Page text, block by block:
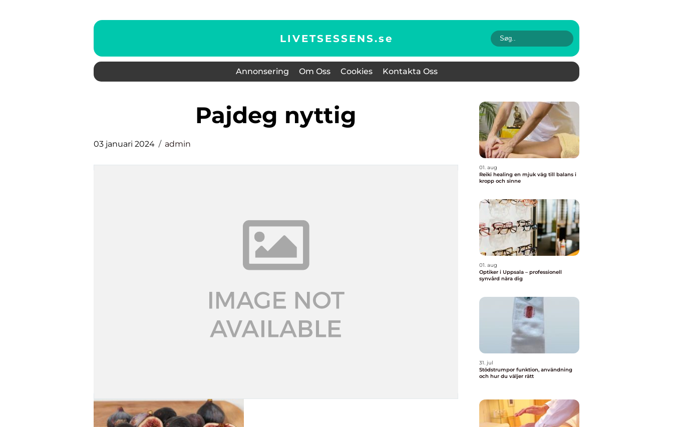
LIVETSESSENS.se
Annonsering Om Oss Cookies Kontakta Oss
pajdeg nyttig
03 januari 2024 admin
01. aug
Reiki healing en mjuk väg till balans i
kropp och sinne
01. aug
Optiker i Uppsala – professionell
synvård nära dig
31. jul
Stödstrumpor funktion, användning
och hur du väljer rätt